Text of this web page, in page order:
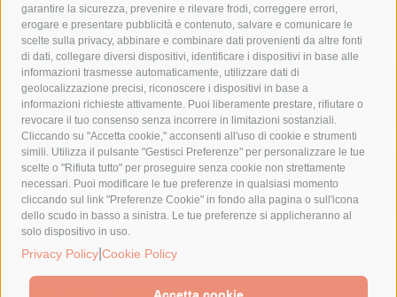
garantire la sicurezza, prevenire e rilevare frodi, correggere errori,
erogare e presentare pubblicità e contenuto, salvare e comunicare le
scelte sulla privacy, abbinare e combinare dati provenienti da altre fonti
di dati, collegare diversi dispositivi, identificare i dispositivi in base alle
informazioni trasmesse automaticamente, utilizzare dati di
geolocalizzazione precisi, riconoscere i dispositivi in base a
informazioni richieste attivamente. Puoi liberamente prestare, rifiutare o
revocare il tuo consenso senza incorrere in limitazioni sostanziali.
Cliccando su "Accetta cookie," acconsenti all'uso di cookie e strumenti
simili. Utilizza il pulsante "Gestisci Preferenze" per personalizzare le tue
scelte o "Rifiuta tutto" per proseguire senza cookie non strettamente
necessari. Puoi modificare le tue preferenze in qualsiasi momento
cliccando sul link "Preferenze Cookie" in fondo alla pagina o sull'icona
dello scudo in basso a sinistra. Le tue preferenze si applicheranno al
solo dispositivo in uso.
Privacy Policy Cookie Policy
Accetta cookie
fondazione sorrento
gori guardia costiera
incidente
lavori
lorenzo balducelli mare
massa lubrense
massimo coppola
Meta napoli
ordinanza
penisola sorrentina
piano di sorrento
polizia municipale
protezione civile
Regione Campania
sant'agnello
sindaco cuomo
sorrento studenti temporali
treni
turismo
Vico Equense villa fiorentino vincenzo de luca
© 2015 SorrentoPress. All rights reserved.
Il giornale online della Penisola Sorrentina